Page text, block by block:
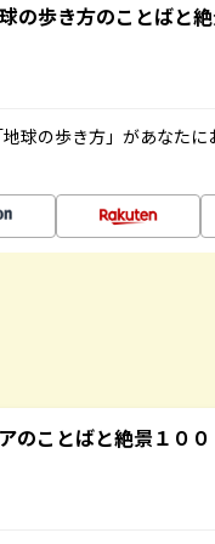
の歩き方のことばと
球の歩き方」があなた
のことばと絶景１００